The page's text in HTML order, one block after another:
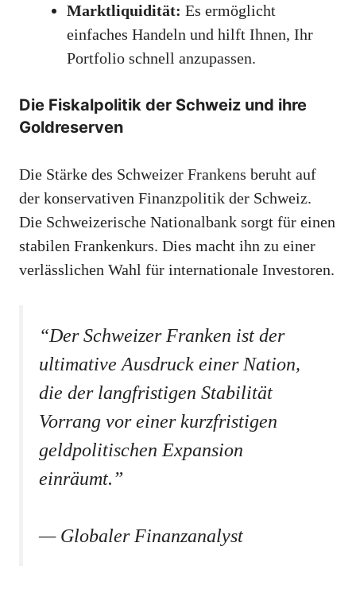
Marktliquidität: Es ermöglicht
einfaches Handeln und hilft Ihnen, Ihr
Portfolio schnell anzupassen.
Die Fiskalpolitik der Schweiz und ihre
Goldreserven
Die Stärke des Schweizer Frankens beruht auf
der konservativen Finanzpolitik der Schweiz.
Die Schweizerische Nationalbank sorgt für einen
stabilen Frankenkurs. Dies macht ihn zu einer
verlässlichen Wahl für internationale Investoren.
“Der Schweizer Franken ist der
ultimative Ausdruck einer Nation,
die der langfristigen Stabilität
Vorrang vor einer kurzfristigen
geldpolitischen Expansion
einräumt.”
— Globaler Finanzanalyst